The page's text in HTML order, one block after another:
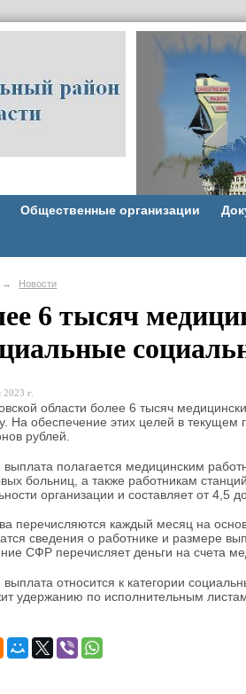
Общественные организации
→ Новости
6 тысяч
г.
области более 6 тысяч
На обеспечение этих целей в
рублей.
выплата полагается медицинским
больниц, а также работникам
организации и составляет от 4,5
перечисляются каждый месяц на
сведения о работнике и размере
СФР перечисляет деньги на счета
относится к категории
удержанию по исполнительным